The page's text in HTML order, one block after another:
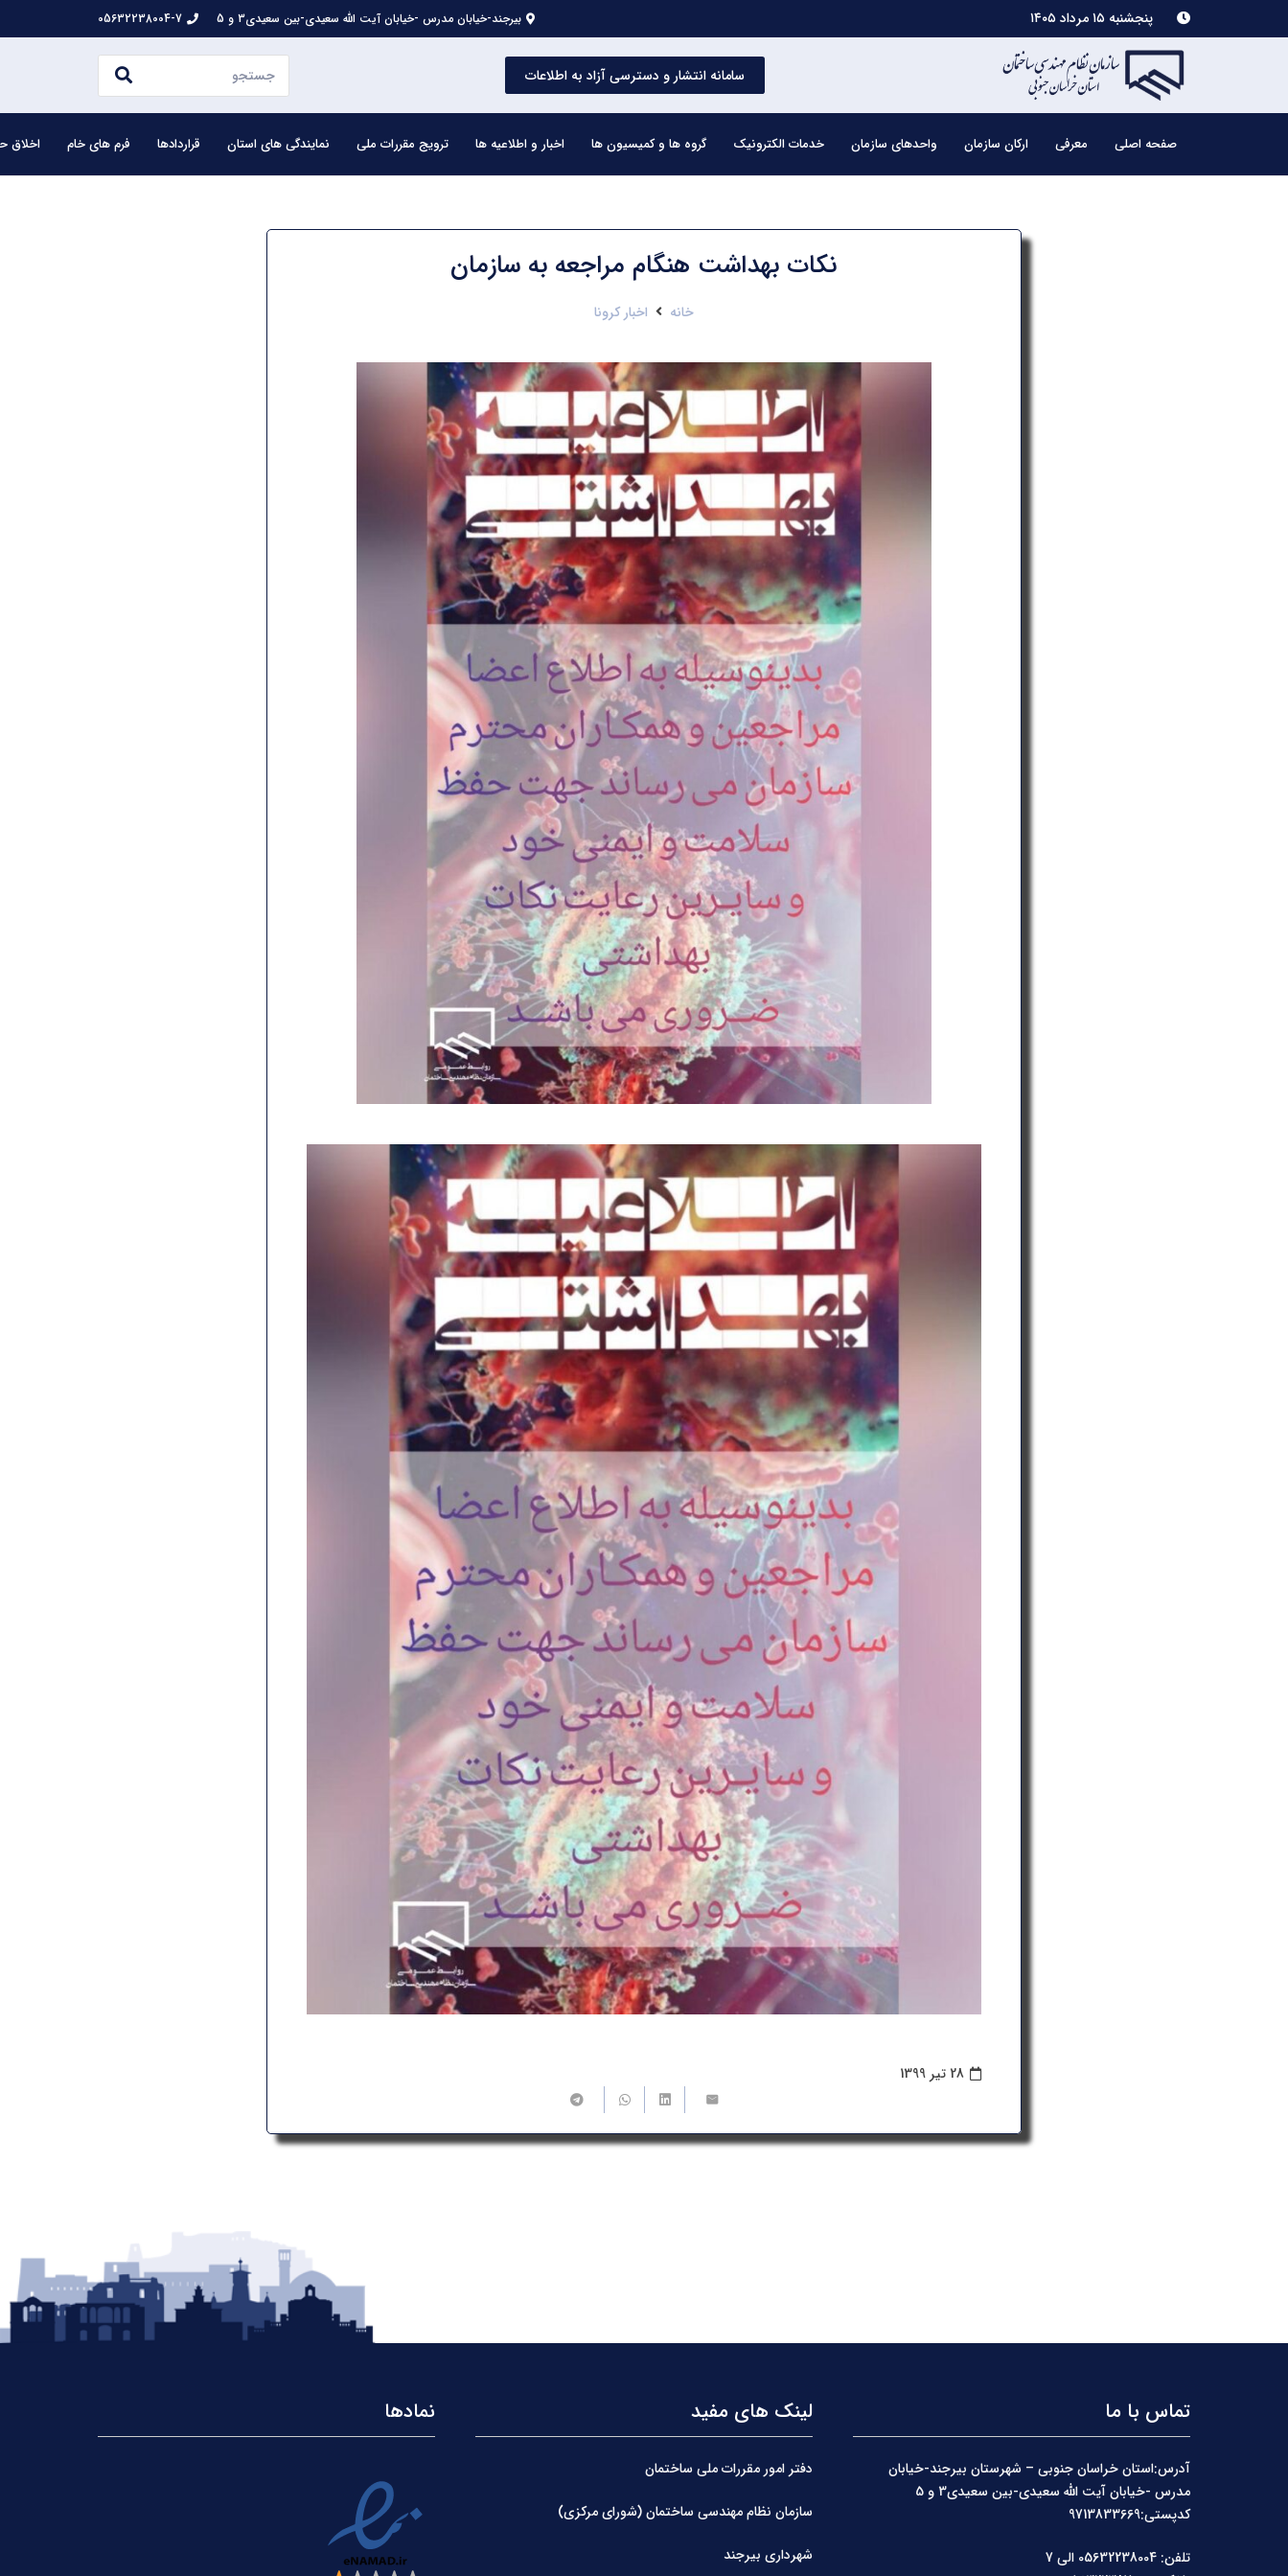
پنجشنبه ۱۵ مرداد ۱۴۰۵ بیرجند-خیابان مدرس -خیابان آیت الله سعیدی-بین سعیدی3 و 5 05632238004-7
سامانه انتشار و دسترسی آزاد به اطلاعات
صفحه اصلی معرفی ارکان سازمان واحدهای سازمان خدمات الکترونیک گروه ها و کمیسیون ها اخبار و اطلاعیه ها ترویج مقررات ملی نمایندگی های استان قراردادها فرم های خام اخلاق
نکات بهداشت هنگام مراجعه به سازمان
خانه اخبار کرونا
28 تیر 1399
تماس با ما
آدرس:استان خراسان جنوبی – شهرستان بیرجند-خیابان
کدپستی:9713833669
تلفن: 05632238004 الی 7
لینک های مفید
دفتر امور مقررات ملی ساختمان
سازمان نظام مهندسی ساختمان (شورای مرکزی)
شهرداری بیرجند
نمادها